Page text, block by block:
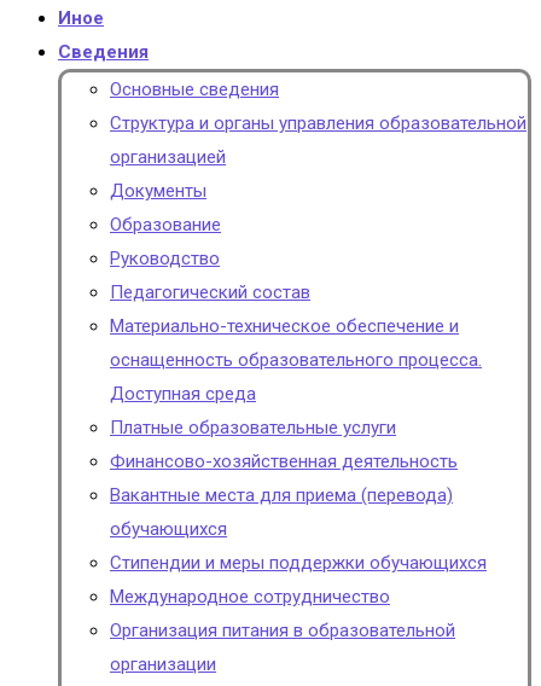
Иное
Сведения
Основные сведения
Структура и органы управления образовательной
организацией
Документы
Образование
Руководство
Педагогический состав
Материально-техническое обеспечение и
оснащенность образовательного процесса.
Доступная среда
Платные образовательные услуги
Финансово-хозяйственная деятельность
Вакантные места для приема (перевода)
обучающихся
Стипендии и меры поддержки обучающихся
Международное сотрудничество
Организация питания в образовательной
организации